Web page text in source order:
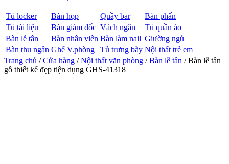
Tủ locker Bàn họp Quầy bar
Bàn phấn
Tủ tài liệu
Bàn giám đốc Vách ngăn
Tủ quần áo
Bàn lễ tân
Bàn nhân viên Bàn làm nail Giường ngủ
Bàn thu ngân Ghế V.phòng Tủ trưng bày Nội thất trẻ em
Trang chủ /Cửa hàng /Nội thất văn phòng /Bàn lễ tân / Bàn lễ tân
gỗ thiết kế đẹp tiện dụng GHS-41318